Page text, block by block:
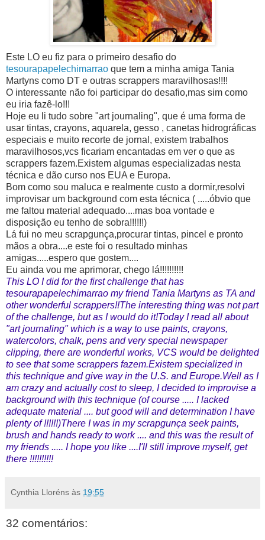
Este LO eu fiz para o primeiro desafio do
tesourapapelechimarrao que tem a minha amiga Tania
Martyns como DT e outras scrappers maravilhosas!!!!
O interessante não foi participar do desafio,mas sim como
eu iria fazê-lo!!!
Hoje eu li tudo sobre "art journaling", que é uma forma de
usar tintas, crayons, aquarela, gesso , canetas hidrográficas
especiais e muito recorte de jornal, existem trabalhos
maravilhosos,vcs ficariam encantadas em ver o que as
scrappers fazem.Existem algumas especializadas nesta
técnica e dão curso nos EUA e Europa.
Bom como sou maluca e realmente custo a dormir,resolvi
improvisar um background com esta técnica ( .....óbvio que
me faltou material adequado....mas boa vontade e
disposição eu tenho de sobra!!!!!!)
Lá fui no meu scrapgunça,procurar tintas, pincel e pronto
mãos a obra....e este foi o resultado minhas
amigas.....espero que gostem....
Eu ainda vou me aprimorar, chego lá!!!!!!!!!!
This LO I did for the first challenge that has
tesourapapelechimarrao my friend Tania Martyns as TA and
other wonderful scrappers!!The interesting thing was not part
of the challenge, but as I would do it!Today I read all about
"art journaling" which is a way to use paints, crayons,
watercolors, chalk, pens and very special newspaper
clipping, there are wonderful works, VCS would be delighted
to see that some scrappers fazem.Existem specialized in
this technique and give way in the U.S. and Europe.Well as I
am crazy and actually cost to sleep, I decided to improvise a
background with this technique (of course ..... I lacked
adequate material .... but good will and determination I have
plenty of !!!!!!)There I was in my scrapgunça seek paints,
brush and hands ready to work .... and this was the result of
my friends ..... I hope you like ....I'll still improve myself, get
there !!!!!!!!!!
Cynthia Lloréns às 19:55
32 comentários: